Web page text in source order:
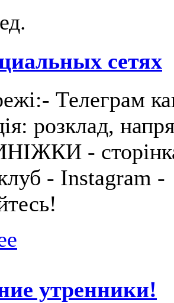
сетях
Телеграм
розклад,
-
-
утренники!